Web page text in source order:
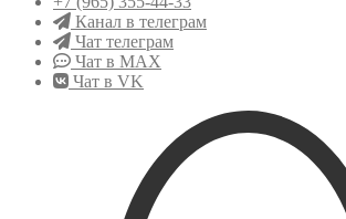
Канал в телеграм
Чат телеграм
Чат в MAX
Чат в VK